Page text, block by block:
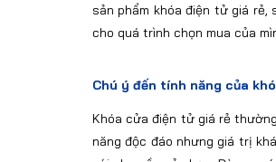
sản phẩm khóa điện tử giá
cho quá trình chọn mua của
Chú ý đến tính năng của
Khóa cửa điện tử giá rẻ
năng độc đáo nhưng giá trị